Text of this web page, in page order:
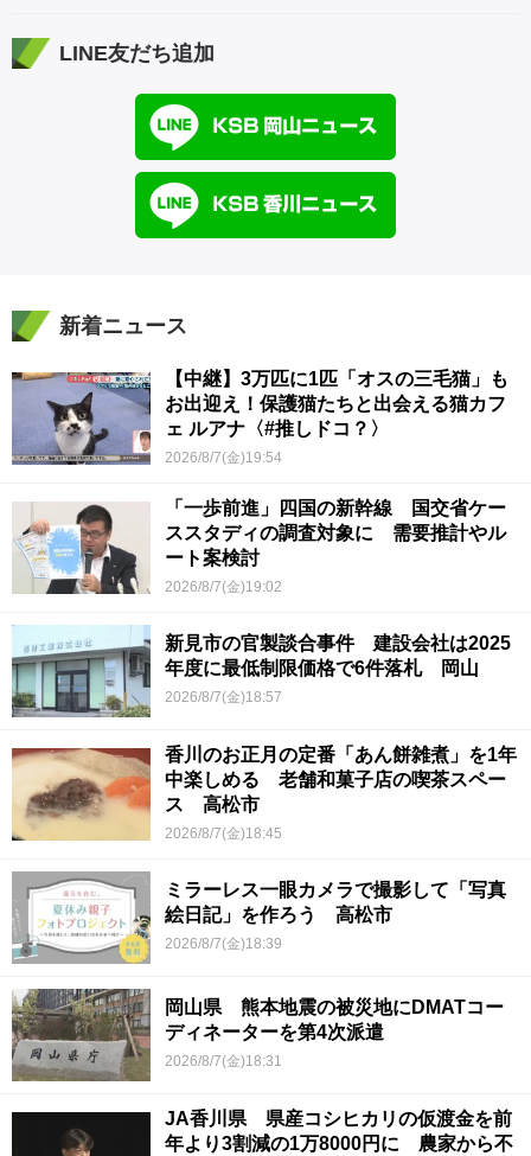
LINE友だち追加
新着ニュース
【中継】3万匹に1匹「オスの三毛猫」も
お出迎え！保護猫たちと出会える猫カフ
ェ ルアナ〈#推しドコ？〉
2026/8/7(金)19:54
「一歩前進」四国の新幹線 国交省ケー
ススタディの調査対象に 需要推計やル
ート案検討
2026/8/7(金)19:02
新見市の官製談合事件 建設会社は2025
年度に最低制限価格で6件落札 岡山
2026/8/7(金)18:57
香川のお正月の定番「あん餅雑煮」を1年
中楽しめる 老舗和菓子店の喫茶スペー
ス 高松市
2026/8/7(金)18:45
ミラーレス一眼カメラで撮影して「写真
絵日記」を作ろう 高松市
2026/8/7(金)18:39
岡山県 熊本地震の被災地にDMATコー
ディネーターを第4次派遣
2026/8/7(金)18:31
JA香川県 県産コシヒカリの仮渡金を前
年より3割減の1万8000円に 農家から不